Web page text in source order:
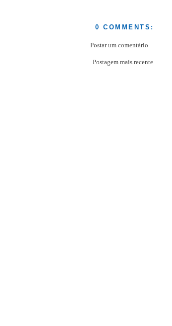
0 COMMENTS:
Postar um comentário
Postagem mais recente